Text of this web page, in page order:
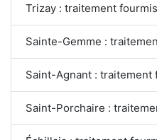
Trizay : traitement fourmis
Sainte-Gemme :
Saint-Agnant : traitement
Saint-Porchaire :